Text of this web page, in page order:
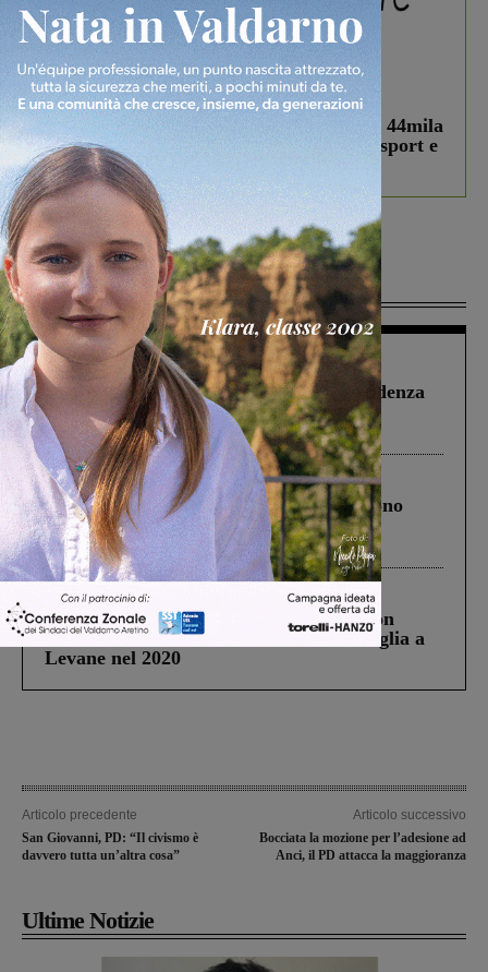
In vetrina 3 Agosto 2026
Estra Notizie agosto: Smart Cities, oltre 44mila
studenti coinvolti, torna il bando per lo sport e
debutta il podcast Estrair
Più lette
Figline Incisa Valdarno 1 Agosto 2026
Piscina di Figline finanziata oltre la scadenza
Pnrr, il gruppo di Fratelli d’Italia: “Un
ringraziamento al Governo”
Cronaca 4 Agosto 2026
Un anno fa la strage in A1 in cui morirono
Gianni, Giulia e Franco. Lo schianto, il
processo, lo stop ai sorpassi fra tir....
Cronaca 3 Agosto 2026
Scomparso da una struttura di Castiglion
Fiorentino l’uomo che aveva ucciso la figlia a
Levane nel 2020
Articolo precedente
San Giovanni, PD: “Il civismo è
davvero tutta un’altra cosa”
Articolo successivo
Bocciata la mozione per l’adesione ad
Anci, il PD attacca la maggioranza
Ultime Notizie